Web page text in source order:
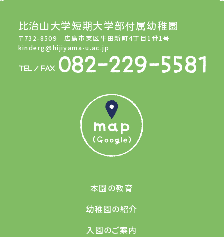
比治山大学短期大学部付属幼稚園
〒732-8509 広島市東区牛田新町4丁目1番1号
kinderg@hijiyama-u.ac.jp
本園の教育
幼稚園の紹介
入園のご案内